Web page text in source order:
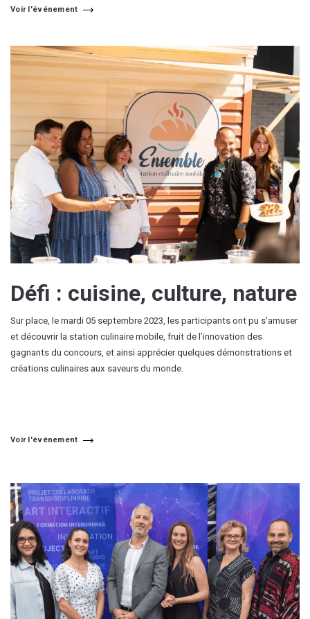
Voir l'événement
Défi : cuisine, culture, nature
Sur place, le mardi 05 septembre 2023, les participants ont pu s’amuser
et découvrir la station culinaire mobile, fruit de l’innovation des
gagnants du concours, et ainsi apprécier quelques démonstrations et
créations culinaires aux saveurs du monde.
Voir l'événement